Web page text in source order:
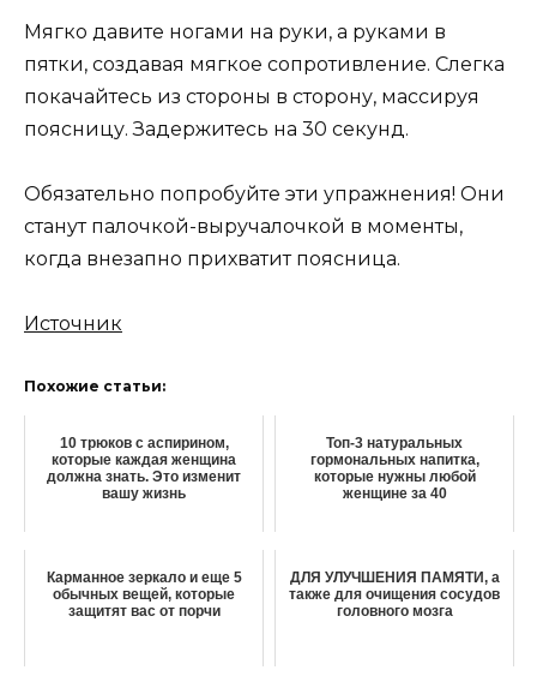
Мягко давите ногами на руки, а руками в
пятки, создавая мягкое сопротивление. Слегка
покачайтесь из стороны в сторону, массируя
поясницу. Задержитесь на 30 секунд.
Обязательно попробуйте эти упражнения! Они
станут палочкой-выручалочкой в моменты,
когда внезапно прихватит поясница.
Источник
Похожие статьи:
10 трюков с аспирином,
которые каждая жeнщина
должна знать. Это изменит
вашу жизнь
Топ-3 натуральных
гормональных напитка,
которые нужны любой
женщине за 40
Карманное зеркало и еще 5
обычных вещей, которые
защитят вас от порчи
ДЛЯ УЛУЧШЕНИЯ ПАМЯТИ, а
также для очищения сосудов
головного мозга